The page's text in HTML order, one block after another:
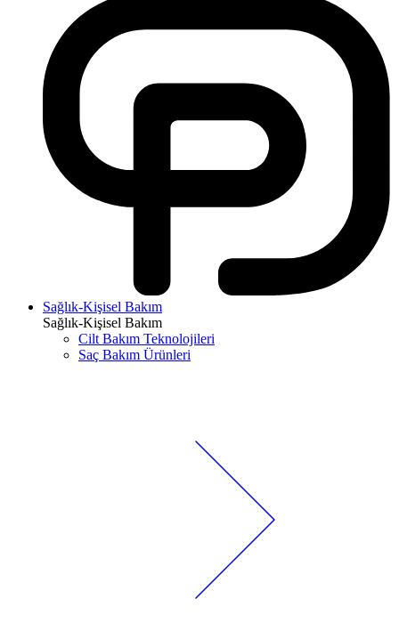
Sağlık-Kişisel Bakım
Sağlık-Kişisel Bakım
Cilt Bakım Teknolojileri
Saç Bakım Ürünleri